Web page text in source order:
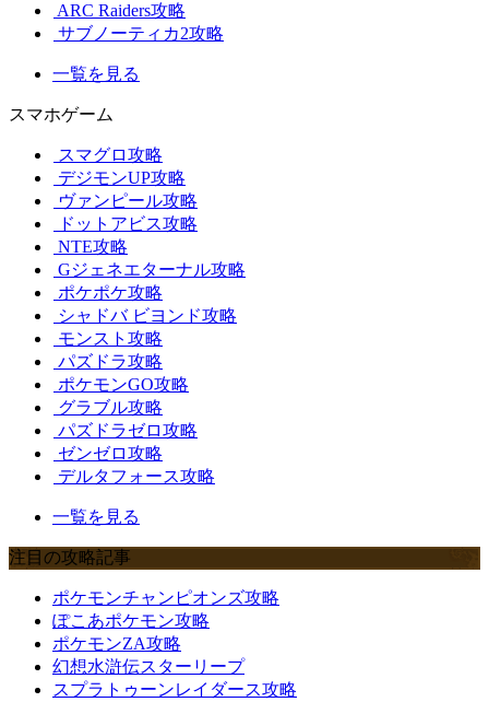
ARC Raiders攻略
サブノーティカ2攻略
一覧を見る
スマホゲーム
スマグロ攻略
デジモンUP攻略
ヴァンピール攻略
ドットアビス攻略
NTE攻略
Gジェネエターナル攻略
ポケポケ攻略
シャドバ ビヨンド攻略
モンスト攻略
パズドラ攻略
ポケモンGO攻略
グラブル攻略
パズドラゼロ攻略
ゼンゼロ攻略
デルタフォース攻略
一覧を見る
注目の攻略記事
ポケモンチャンピオンズ攻略
ぽこあポケモン攻略
ポケモンZA攻略
幻想水滸伝スターリープ
スプラトゥーンレイダース攻略